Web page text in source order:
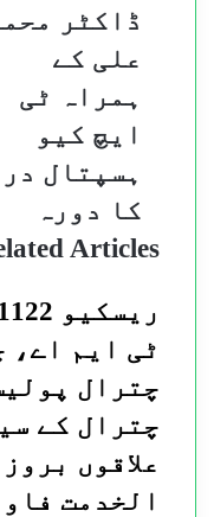
کمشنر
دروش
ڈاکٹر
محمد
علی
کے
ہمراہ
ٹی
ایچ
کیو
کا
دورہ
ڈاکٹر
علی کے
ہمراہ ٹی
ایچ کیو
ہسپتال
کا دورہ
Articles
ٹی ایم اے،
چترال
چترال کے
علاقوں
الخدمت